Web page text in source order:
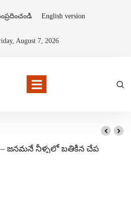
English version
August 7, 2026
– జనమనే నీళ్ళలో బతికిన చేప